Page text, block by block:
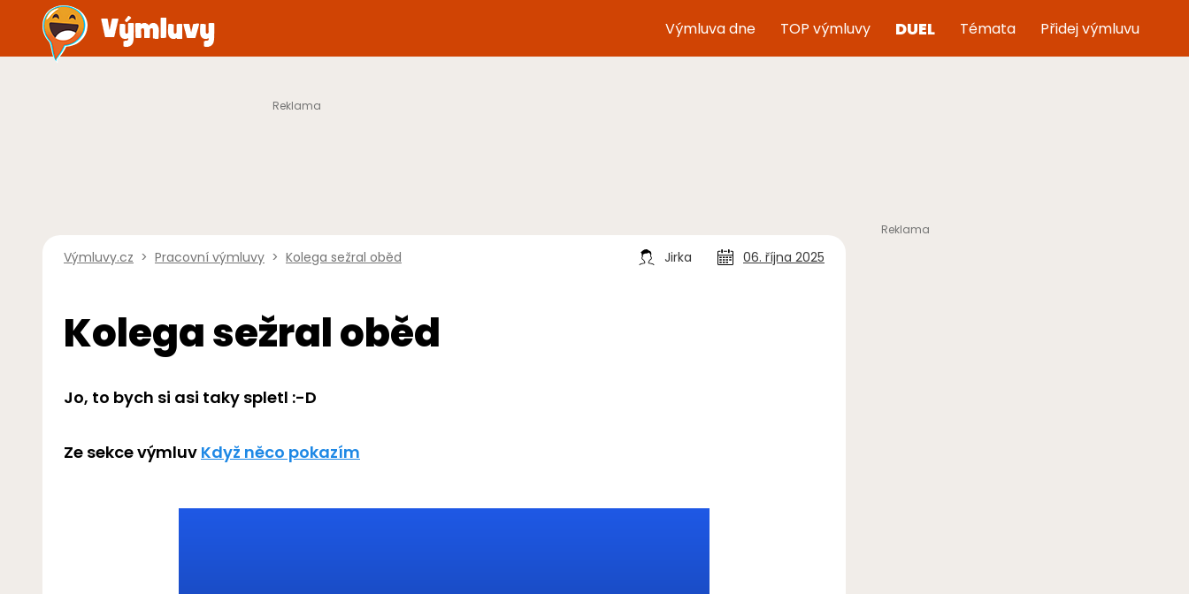
Výmluva dne TOP výmluvy DUEL Témata Přidej výmluvu
Výmluvy.cz > Pracovní výmluvy > Kolega sežral oběd Jirka 06. října 2025
Kolega sežral oběd
Jo, to bych si asi taky spletl :-D
Ze sekce výmluv Když něco pokazím